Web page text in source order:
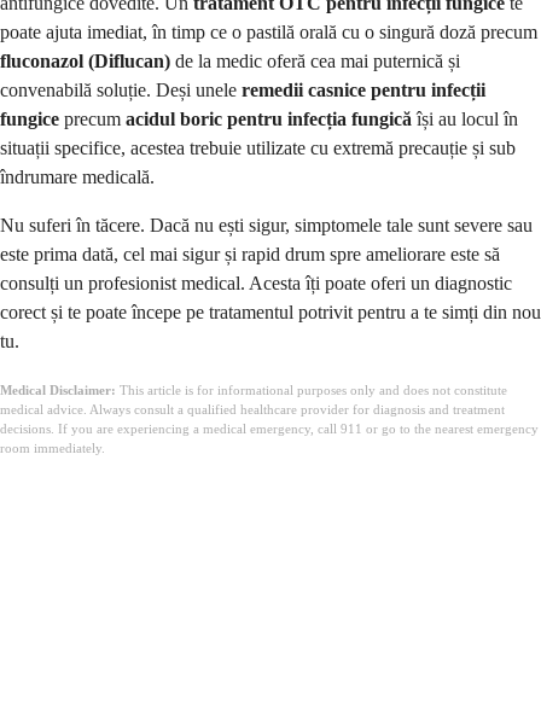
poate ajuta imediat, în timp ce o pastilă orală cu o singură doză precum
fluconazol (Diflucan) de la medic oferă cea mai puternică și
convenabilă soluție. Deși unele remedii casnice pentru infecții
fungice precum acidul boric pentru infecția fungică își au locul în
situații specifice, acestea trebuie utilizate cu extremă precauție și sub
îndrumare medicală.
Nu suferi în tăcere. Dacă nu ești sigur, simptomele tale sunt severe sau
este prima dată, cel mai sigur și rapid drum spre ameliorare este să
consulți un profesionist medical. Acesta îți poate oferi un diagnostic
corect și te poate începe pe tratamentul potrivit pentru a te simți din nou
tu.
Medical Disclaimer: This article is for informational purposes only and does not constitute
medical advice. Always consult a qualified healthcare provider for diagnosis and treatment
decisions. If you are experiencing a medical emergency, call 911 or go to the nearest emergency
room immediately.